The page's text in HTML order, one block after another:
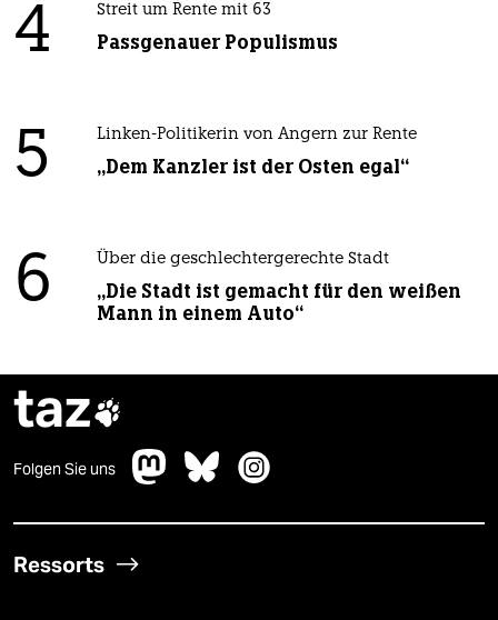
4 Streit um Rente mit 63
Passgenauer Populismus
5 Linken-Politikerin von Angern zur Rente
„Dem Kanzler ist der Osten egal“
6 Über die geschlechtergerechte Stadt
„Die Stadt ist gemacht für den weißen
Mann in einem Auto“
taz
Folgen Sie uns
Ressorts